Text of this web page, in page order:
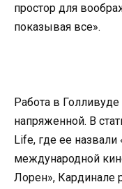
простор для
показывая все».
Работа в
напряженной. В
Life, где ее
международной
Лорен», Кардинале